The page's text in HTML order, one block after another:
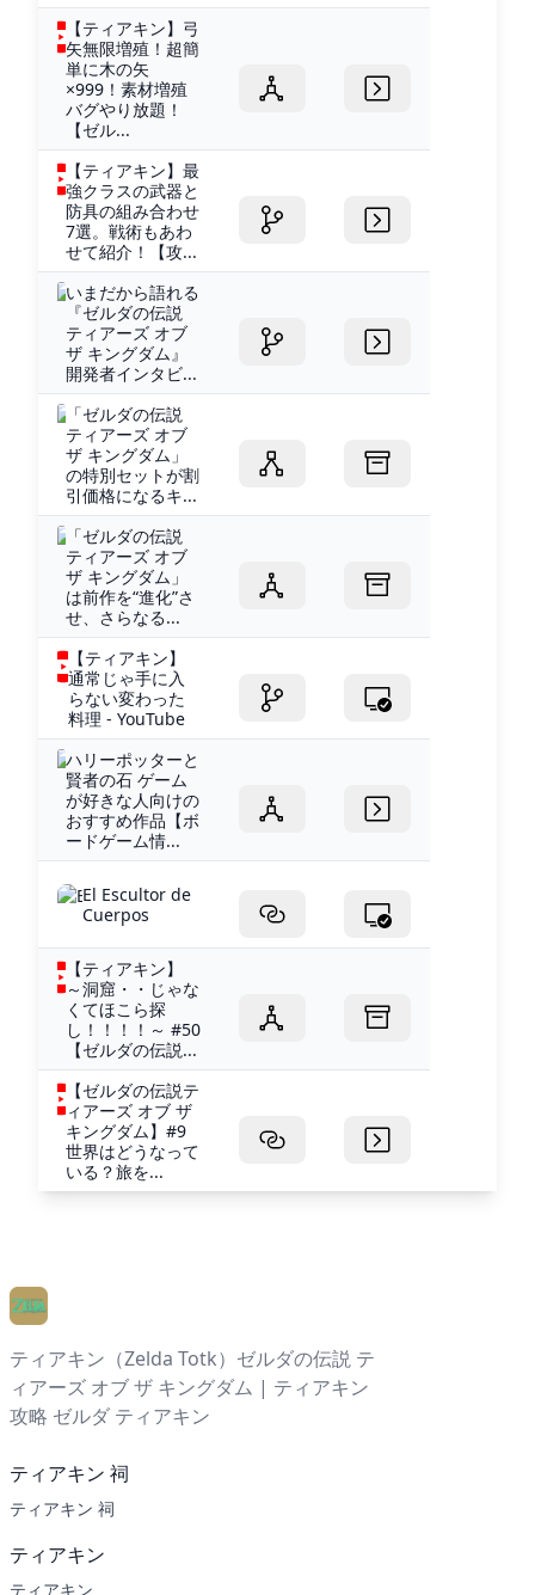
【ティアキン】弓
矢無限増殖！超簡
単に木の矢
×999！素材増殖
バグやり放題！
【ゼル...
【ティアキン】最
強クラスの武器と
防具の組み合わせ
7選。戦術もあわ
せて紹介！【攻...
いまだから語れる
『ゼルダの伝説
ティアーズ オブ
ザ キングダム』
開発者インタビ...
「ゼルダの伝説
ティアーズ オブ
ザ キングダム」
の特別セットが割
引価格になるキ...
「ゼルダの伝説
ティアーズ オブ
ザ キングダム」
は前作を“進化”さ
せ、さらなる...
【ティアキン】
通常じゃ手に入
らない変わった
料理 - YouTube
ハリーポッターと
賢者の石 ゲーム
が好きな人向けの
おすすめ作品【ボ
ードゲーム情...
El Escultor de
Cuerpos
【ティアキン】
～洞窟・・じゃな
くてほこら探
し！！！！～ #50
【ゼルダの伝説...
【ゼルダの伝説テ
ィアーズ オブ ザ
キングダム】#9
世界はどうなって
いる？旅を...
ティアキン（Zelda Totk）ゼルダの伝説 テ
ィアーズ オブ ザ キングダム | ティアキン
攻略 ゼルダ ティアキン
ティアキン 祠
ティアキン 祠
ティアキン
ティアキン